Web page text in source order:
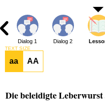
Dialog 1 Dialog 2
TEXT SIZE
aa AA
Die beleidigte Leberwurst